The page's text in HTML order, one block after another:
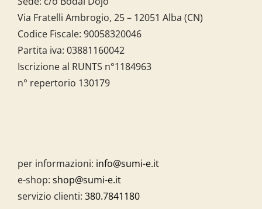
Via Fratelli Ambrogio, 25 – 12051 Alba (CN)
Codice Fiscale: 90058320046
Partita iva: 03881160042
Iscrizione al RUNTS n°1184963
n° repertorio 130179
per informazioni: info@sumi-e.it
e-shop: shop@sumi-e.it
servizio clienti: 380.7841180